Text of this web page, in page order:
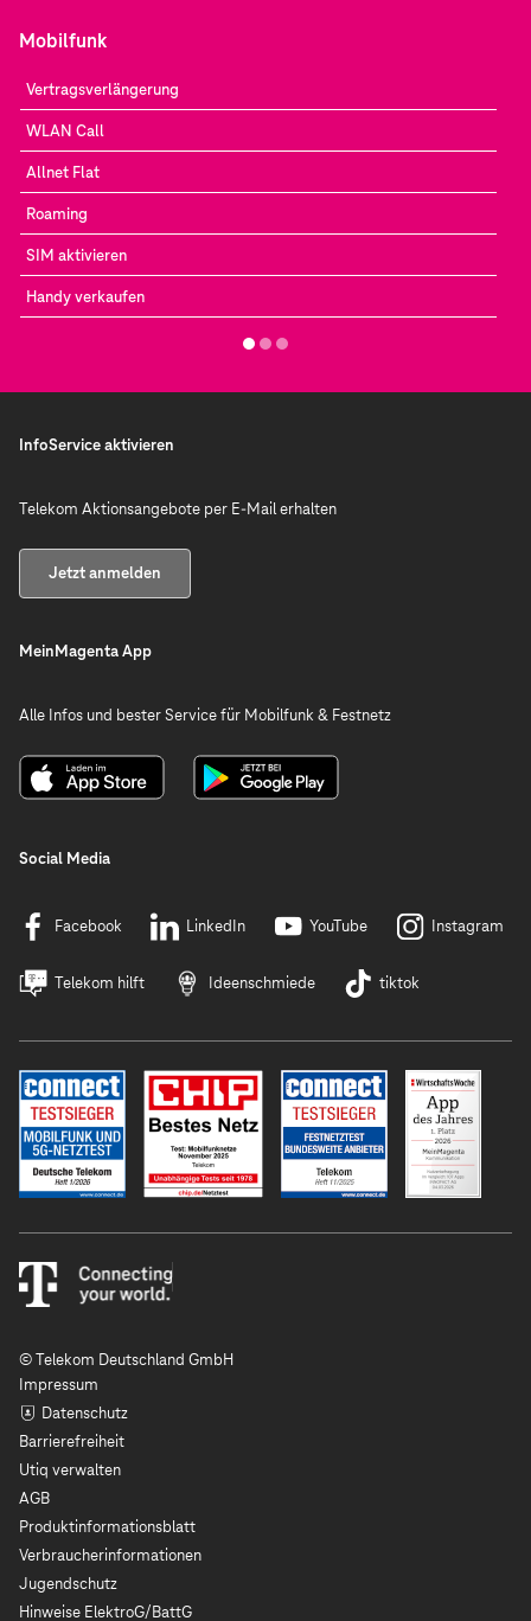
Mobilfunk
Vertragsverlängerung
WLAN Call
Allnet Flat
Roaming
SIM aktivieren
Handy verkaufen
InfoService aktivieren
Telekom Aktionsangebote per E-Mail erhalten
Jetzt anmelden
MeinMagenta App
Alle Infos und bester Service für Mobilfunk & Festnetz
Social Media
Facebook LinkedIn YouTube Instagram
Telekom hilft Ideenschmiede tiktok
© Telekom Deutschland GmbH
Impressum
Datenschutz
Barrierefreiheit
Utiq verwalten
AGB
Produktinformationsblatt
Verbraucherinformationen
Jugendschutz
Hinweise ElektroG/BattG